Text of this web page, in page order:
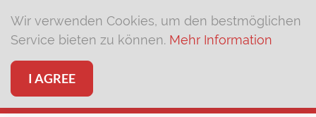
Wir verwenden Cookies, um den bestmöglichen
Service bieten zu können. Mehr Information
I AGREE